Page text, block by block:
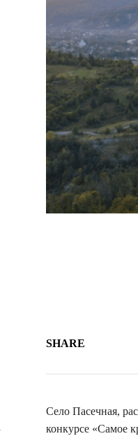
SHARE
Село Пасечная,
конкурсе «Самое